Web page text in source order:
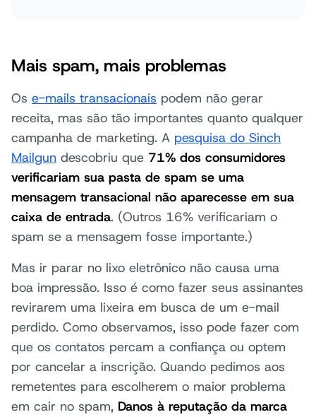
Mais spam, mais problemas
Os e-mails transacionais podem não gerar
receita, mas são tão importantes quanto qualquer
campanha de marketing. A pesquisa do Sinch
Mailgun descobriu que 71% dos consumidores
verificariam sua pasta de spam se uma
mensagem transacional não aparecesse em sua
caixa de entrada. (Outros 16% verificariam o
spam se a mensagem fosse importante.)
Mas ir parar no lixo eletrônico não causa uma
boa impressão. Isso é como fazer seus assinantes
revirarem uma lixeira em busca de um e-mail
perdido. Como observamos, isso pode fazer com
que os contatos percam a confiança ou optem
por cancelar a inscrição. Quando pedimos aos
remetentes para escolherem o maior problema
em cair no spam, Danos à reputação da marca